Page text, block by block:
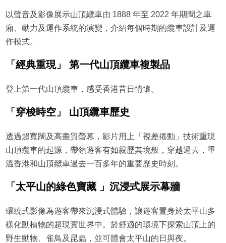
以聲音及影像展示山頂纜車由 1888 年至 2022 年期間之車
廂、動力及運作系統的演變，介紹每個時期的纜車設計及運
作模式。
「經典重現」 第一代山頂纜車複製品
登上第一代山頂纜車，感受香港昔日情懷。
「穿梭時空」 山頂纜車歷史
透過超寬闊及高畫質螢幕，影片用上「視差捲動」技術重現
山頂纜車的起源，帶領遊客有如親歷其境般，穿越過去，重
溫香港和山頂纜車過去一百多年的重要歷史時刻。
「太平山的綠色寶藏 」沉浸式展示幕牆
環繞式影像為遊客帶來沉浸式體驗，讓遊客置身於太平山多
樣化動植物的超現實世界中。於舒適的環境下探索山頂上的
野生動物、雀鳥及昆蟲，並可體會太平山的日與夜。